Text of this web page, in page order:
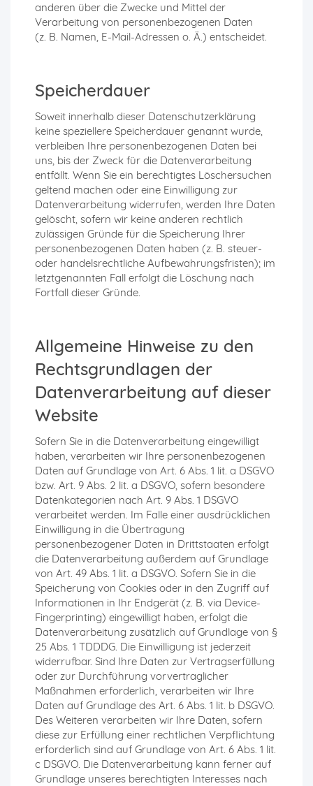
anderen über die Zwecke und Mittel der
Verarbeitung von personenbezogenen Daten
(z. B. Namen, E-Mail-Adressen o. Ä.) entscheidet.
Speicherdauer
Soweit innerhalb dieser Datenschutzerklärung
keine speziellere Speicherdauer genannt wurde,
verbleiben Ihre personenbezogenen Daten bei
uns, bis der Zweck für die Datenverarbeitung
entfällt. Wenn Sie ein berechtigtes Löschersuchen
geltend machen oder eine Einwilligung zur
Datenverarbeitung widerrufen, werden Ihre Daten
gelöscht, sofern wir keine anderen rechtlich
zulässigen Gründe für die Speicherung Ihrer
personenbezogenen Daten haben (z. B. steuer-
oder handelsrechtliche Aufbewahrungsfristen); im
letztgenannten Fall erfolgt die Löschung nach
Fortfall dieser Gründe.
Allgemeine Hinweise zu den
Rechtsgrundlagen der
Datenverarbeitung auf dieser
Website
Sofern Sie in die Datenverarbeitung eingewilligt
haben, verarbeiten wir Ihre personenbezogenen
Daten auf Grundlage von Art. 6 Abs. 1 lit. a DSGVO
bzw. Art. 9 Abs. 2 lit. a DSGVO, sofern besondere
Datenkategorien nach Art. 9 Abs. 1 DSGVO
verarbeitet werden. Im Falle einer ausdrücklichen
Einwilligung in die Übertragung
personenbezogener Daten in Drittstaaten erfolgt
die Datenverarbeitung außerdem auf Grundlage
von Art. 49 Abs. 1 lit. a DSGVO. Sofern Sie in die
Speicherung von Cookies oder in den Zugriff auf
Informationen in Ihr Endgerät (z. B. via Device-
Fingerprinting) eingewilligt haben, erfolgt die
Datenverarbeitung zusätzlich auf Grundlage von §
25 Abs. 1 TDDDG. Die Einwilligung ist jederzeit
widerrufbar. Sind Ihre Daten zur Vertragserfüllung
oder zur Durchführung vorvertraglicher
Maßnahmen erforderlich, verarbeiten wir Ihre
Daten auf Grundlage des Art. 6 Abs. 1 lit. b DSGVO.
Des Weiteren verarbeiten wir Ihre Daten, sofern
diese zur Erfüllung einer rechtlichen Verpflichtung
erforderlich sind auf Grundlage von Art. 6 Abs. 1 lit.
c DSGVO. Die Datenverarbeitung kann ferner auf
Grundlage unseres berechtigten Interesses nach